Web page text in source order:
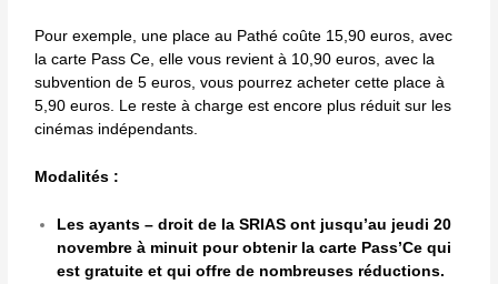
Pour exemple, une place au Pathé coûte 15,90 euros, avec
la carte Pass Ce, elle vous revient à 10,90 euros, avec la
subvention de 5 euros, vous pourrez acheter cette place à
5,90 euros. Le reste à charge est encore plus réduit sur les
cinémas indépendants.
Modalités :
Les ayants – droit de la SRIAS ont jusqu’au jeudi 20
novembre à minuit pour obtenir la carte Pass’Ce qui
est gratuite et qui offre de nombreuses réductions.